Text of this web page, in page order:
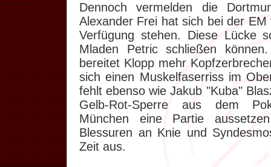
Dennoch vermelden die
Alexander Frei hat sich bei der
Verfügung stehen. Diese Lücke
Mladen Petric schließen
bereitet Klopp mehr
sich einen Muskelfaserriss im
fehlt ebenso wie Jakub "Kuba"
Gelb-Rot-Sperre aus dem
München eine Partie
Blessuren an Knie und
Zeit aus.